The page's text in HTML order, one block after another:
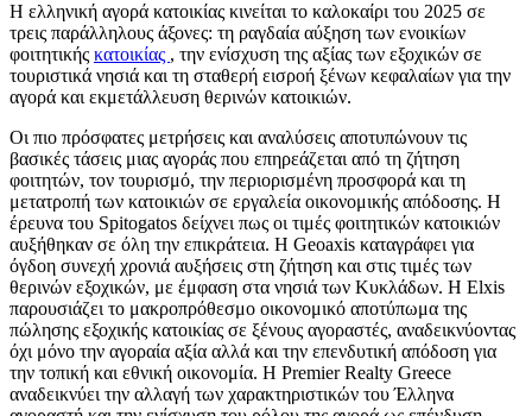
Η ελληνική αγορά κατοικίας κινείται το καλοκαίρι του 2025 σε
τρεις παράλληλους άξονες: τη ραγδαία αύξηση των ενοικίων
φοιτητικής κατοικίας , την ενίσχυση της αξίας των εξοχικών σε
τουριστικά νησιά και τη σταθερή εισροή ξένων κεφαλαίων για την
αγορά και εκμετάλλευση θερινών κατοικιών.
Οι πιο πρόσφατες μετρήσεις και αναλύσεις αποτυπώνουν τις
βασικές τάσεις μιας αγοράς που επηρεάζεται από τη ζήτηση
φοιτητών, τον τουρισμό, την περιορισμένη προσφορά και τη
μετατροπή των κατοικιών σε εργαλεία οικονομικής απόδοσης. Η
έρευνα του Spitogatos δείχνει πως οι τιμές φοιτητικών κατοικιών
αυξήθηκαν σε όλη την επικράτεια. Η Geoaxis καταγράφει για
όγδοη συνεχή χρονιά αυξήσεις στη ζήτηση και στις τιμές των
θερινών εξοχικών, με έμφαση στα νησιά των Κυκλάδων. Η Elxis
παρουσιάζει το μακροπρόθεσμο οικονομικό αποτύπωμα της
πώλησης εξοχικής κατοικίας σε ξένους αγοραστές, αναδεικνύοντας
όχι μόνο την αγοραία αξία αλλά και την επενδυτική απόδοση για
την τοπική και εθνική οικονομία. Η Premier Realty Greece
αναδεικνύει την αλλαγή των χαρακτηριστικών του Έλληνα